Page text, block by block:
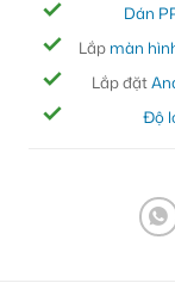
Dán
Lắp màn
Lắp đặt
Độ